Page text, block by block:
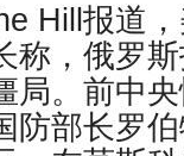
Hill报道
称，俄罗
局。前中
防部长罗伯